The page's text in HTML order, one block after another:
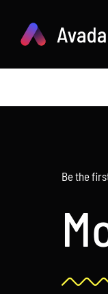
Inhalt
springen
Be the